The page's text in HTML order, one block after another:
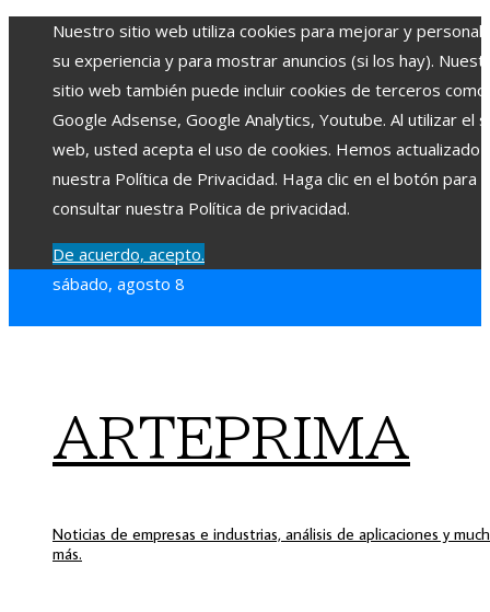
Nuestro sitio web utiliza cookies para mejorar y
su experiencia y para mostrar anuncios (si los hay).
sitio web también puede incluir cookies de terceros como
Google Adsense, Google Analytics, Youtube. Al utilizar el
web, usted acepta el uso de cookies. Hemos actualizado
nuestra Política de Privacidad. Haga clic en el botón para
consultar nuestra Política de privacidad.
De acuerdo, acepto.
sábado, agosto 8
ARTEPRIMA
Noticias de empresas e industrias, análisis de aplicaciones y
más.